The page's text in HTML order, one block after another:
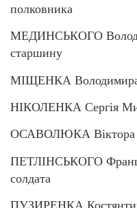
полковника
МЕДИНСЬКОГО
старшину
МІЩЕНКА Володимира
НІКОЛЕНКА Сергія
ОСАВОЛЮКА Віктора
ПЕТЛІНСЬКОГО
солдата
ПУЗИРЕНКА